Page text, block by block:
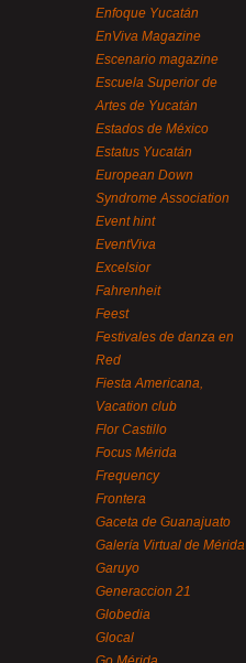
Enfoque Yucatán
EnViva Magazine
Escenario magazine
Escuela Superior de
Artes de Yucatán
Estados de México
Estatus Yucatán
European Down
Syndrome Association
Event hint
EventViva
Excelsior
Fahrenheit
Feest
Festivales de danza en
Red
Fiesta Americana,
Vacation club
Flor Castillo
Focus Mérida
Frequency
Frontera
Gaceta de Guanajuato
Galería Virtual de Mérida
Garuyo
Generaccion 21
Globedia
Glocal